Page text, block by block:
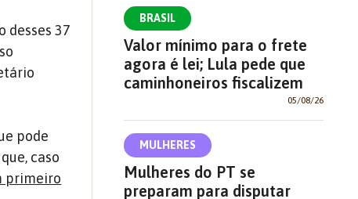
desses 37
pode
caso
primeiro
BRASIL
Valor mínimo para o frete
agora é lei; Lula pede que
caminhoneiros fiscalizem
05/08/26
MULHERES
Mulheres do PT se
preparam para disputar